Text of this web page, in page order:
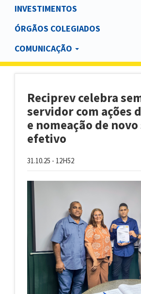
INVESTIMENTOS
ÓRGÃOS COLEGIADOS
COMUNICAÇÃO
Reciprev celebra
servidor com ações
e nomeação de
efetivo
31.10.25 - 12H52